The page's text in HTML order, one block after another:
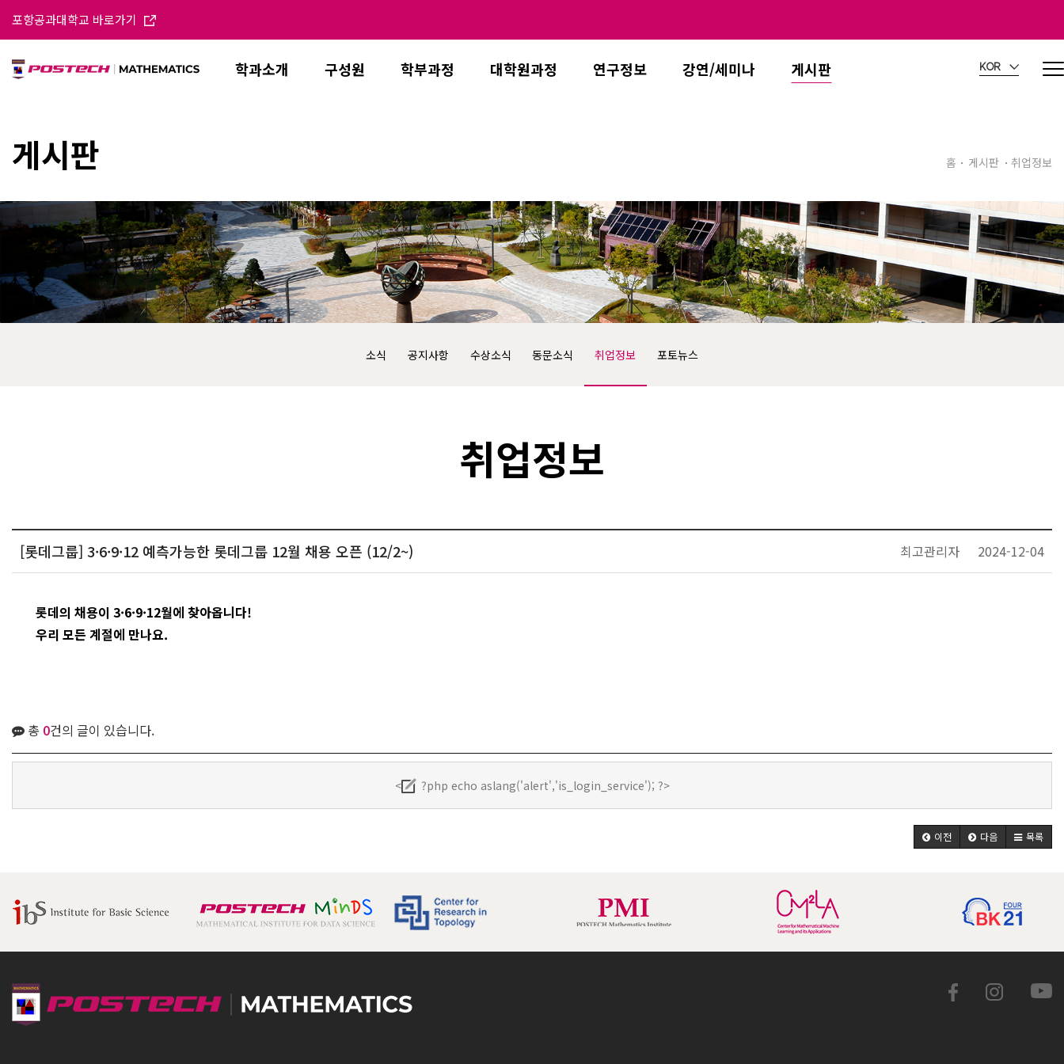
포항공과대학교 바로가기
학과소개 구성원 학부과정 대학원과정 연구정보 강연/세미나 게시판 KOR
게시판 홈 게시판 취업정보
소식 공지사항 수상소식 동문소식 취업정보 포토뉴스
취업정보
[롯데그룹] 3·6·9·12 예측가능한 롯데그룹 12월 채용 오픈 (12/2~) 최고관리자 2024-12-04
롯데의 채용이 3·6·9·12월에 찾아옵니다!
우리 모든 계절에 만나요.
총 0건의 글이 있습니다.
< ?php echo aslang('alert','is_login_service'); ?>
이전 다음 목록